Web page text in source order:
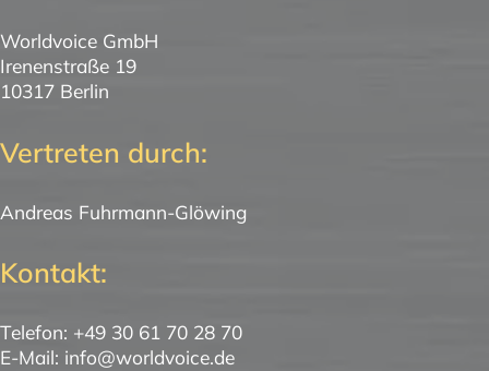
Worldvoice GmbH
Irenenstraße 19
10317 Berlin
Vertreten durch:
Andreas Fuhrmann-Glöwing
Kontakt:
Telefon: +49 30 61 70 28 70
E-Mail: info@worldvoice.de